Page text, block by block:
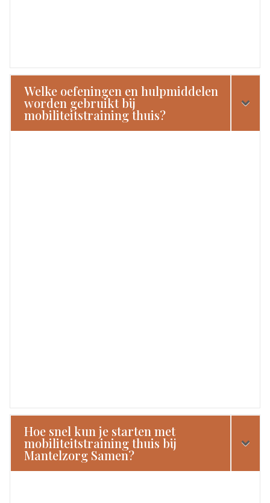
Welke oefeningen en hulpmiddelen
worden gebruikt bij
mobiliteitstraining thuis?
Hoe snel kun je starten met
mobiliteitstraining thuis bij
Mantelzorg Samen?